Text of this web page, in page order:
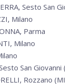
Sesto San
Milano
Parma
Milano
San Giovanni
Rozzano